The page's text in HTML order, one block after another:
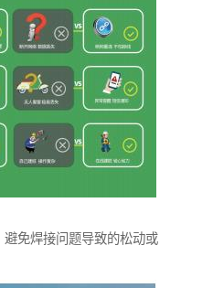
免焊接问题导致的松动或